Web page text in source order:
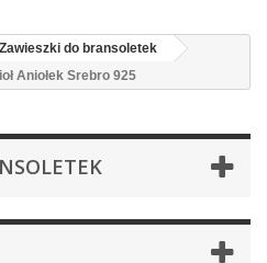
Zawieszki do bransoletek
Aniołek Srebro 925